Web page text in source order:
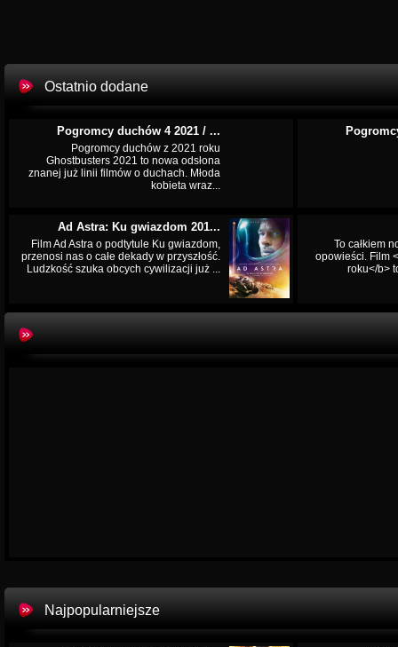
Ostatnio dodane
Pogromcy duchów 4 2021 / ...
Pogromcy duchów z 2021 roku
Ghostbusters 2021 to nowa odsłona
znanej już linii filmów o duchach. Młoda
kobieta wraz...
Ad Astra: Ku gwiazdom 201...
Film Ad Astra o podtytule Ku gwiazdom,
przenosi nas o całe dekady w przyszłość.
Ludzkość szuka obcych cywilizacji już ...
To całkiem
opowieści. Film
roku</b>
Najpopularniejsze